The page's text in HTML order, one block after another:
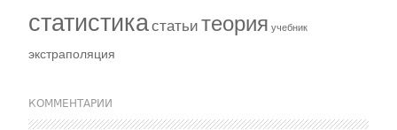
статистикастатьи теория учебник
экстраполяция
КОММЕНТАРИИ